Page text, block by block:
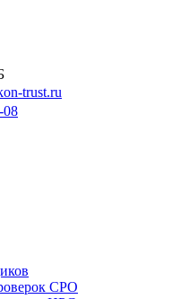
trust.ru
08
СРО